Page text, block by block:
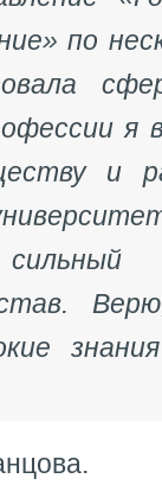
по
я
и